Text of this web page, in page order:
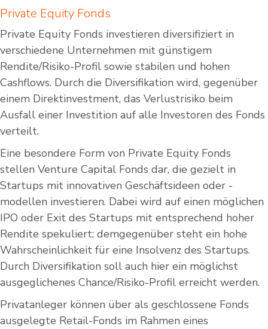
Private Equity Fonds
Private Equity Fonds investieren diversifiziert in
verschiedene Unternehmen mit günstigem
Rendite/Risiko-Profil sowie stabilen und hohen
Cashflows. Durch die Diversifikation wird, gegenüber
einem Direktinvestment, das Verlustrisiko beim
Ausfall einer Investition auf alle Investoren des Fonds
verteilt.
Eine besondere Form von Private Equity Fonds
stellen Venture Capital Fonds dar, die gezielt in
Startups mit innovativen Geschäftsideen oder -
modellen investieren. Dabei wird auf einen möglichen
IPO oder Exit des Startups mit entsprechend hoher
Rendite spekuliert; demgegenüber steht ein hohe
Wahrscheinlichkeit für eine Insolvenz des Startups.
Durch Diversifikation soll auch hier ein möglichst
ausgeglichenes Chance/Risiko-Profil erreicht werden.
Privatanleger können über als geschlossene Fonds
ausgelegte Retail-Fonds im Rahmen eines